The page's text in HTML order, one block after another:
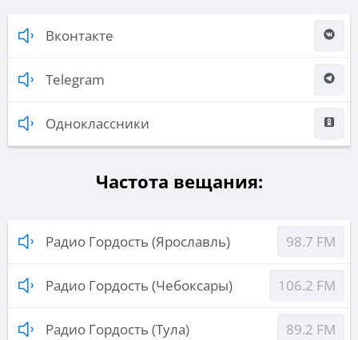
Вконтакте
Telegram
Одноклассники
Частота вещания:
Радио Гордость (Ярославль) 98.7 FM
Радио Гордость (Чебоксары) 106.2 FM
Радио Гордость (Тула) 89.2 FM